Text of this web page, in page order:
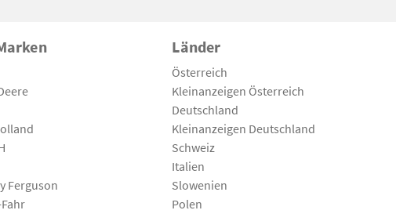
Ferguson
Länder
Österreich
Kleinanzeigen Österreich
Deutschland
Kleinanzeigen Deutschland
Schweiz
Italien
Slowenien
Polen